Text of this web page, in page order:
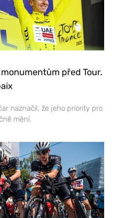
před Tour.
naznačil, že jeho priority pro
mění.